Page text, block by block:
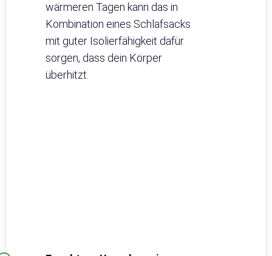
wärmeren Tagen kann das in
Kombination eines Schlafsacks
mit guter Isolierfähigkeit dafür
sorgen, dass dein Körper
überhitzt.